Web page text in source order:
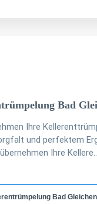
Bad
Ihre
und perfektem
übernehmen Ihre Kellere..
Bad